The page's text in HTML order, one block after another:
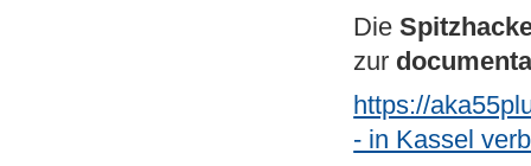
Die
zur
https://
- in Kassel